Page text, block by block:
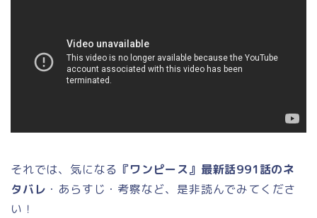
それでは、気になる 『ワンピース』最新話991話のネ
タバレ ・あらすじ・考察など、是非読んでみてくださ
い！